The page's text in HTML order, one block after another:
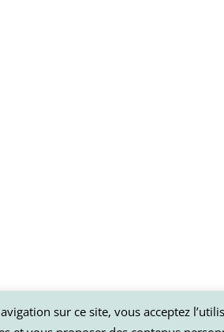
sur ce site, vous acceptez